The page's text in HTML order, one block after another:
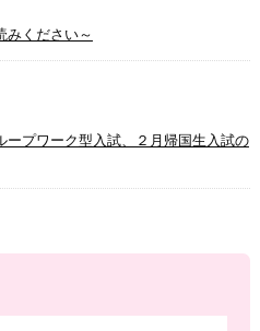
みください～
ープワーク型入試、２月帰国生入試の